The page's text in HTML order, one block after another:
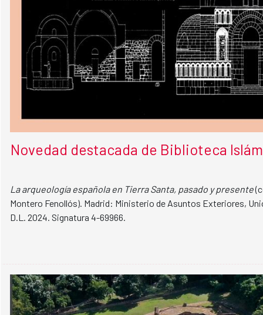
Novedad destacada de Biblioteca
La arqueología española en Tierra Santa, pasado y presente
Montero Fenollós). Madrid: Ministerio de Asuntos Exteriores,
D.L. 2024. Signatura 4-69966.